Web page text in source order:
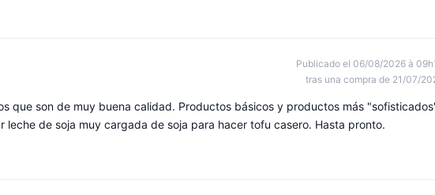
Publicado el 06/08/2026 à
tras una compra de 21/07/
que son de muy buena calidad. Productos básicos y productos más
leche de soja muy cargada de soja para hacer tofu casero. Hasta pronto.